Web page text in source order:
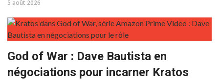
5 août 2026
God of War : Dave Bautista en
négociations pour incarner Kratos